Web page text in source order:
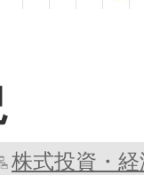
株式投資・